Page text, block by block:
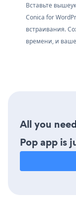
Вставьте
Conica for
встраивания.
времени, и ваше
All you
Pop app is